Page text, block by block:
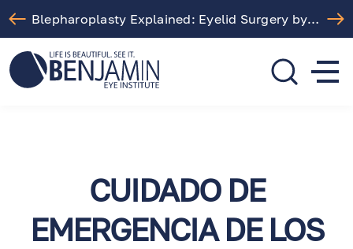
Blepharoplasty Explained: Eyelid Surgery by Dr. Arthur Benjamin in Los Angeles
310.275.5533
CUIDADO DE
EMERGENCIA DE LOS